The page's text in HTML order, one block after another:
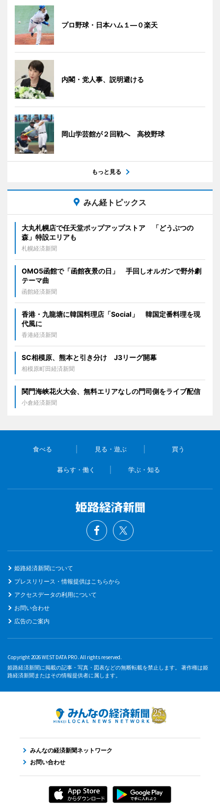
プロ野球・日本ハム１―０楽天
内閣・党人事、説明避ける
岡山学芸館が２回戦へ 高校野球
もっと見る
みん経トピックス
大丸札幌店で任天堂ポップアップストア 「どうぶつの
森」特設エリアも
札幌経済新聞
OMO5函館で「函館夜景の日」 手回しオルガンで野外劇
テーマ曲
函館経済新聞
香港・九龍塘に韓国料理店「Social」 韓国定番料理を現
代風に
香港経済新聞
SC相模原、熊本と引き分け J3リーグ開幕
相模原町田経済新聞
関門海峡花火大会、無料エリアなしの門司側をライブ配信
小倉経済新聞
食べる 見る・遊ぶ 買う
暮らす・働く 学ぶ・知る
姫路経済新聞について
プレスリリース・情報提供はこちらから
アクセスデータの利用について
お問い合わせ
広告のご案内
Copyright 2026 WEST DATA PRO. All rights reserved.
姫路経済新聞に掲載の記事・写真・図表などの無断転載を禁止します。 著作権は姫
路経済新聞またはその情報提供者に属します。
みんなの経済新聞ネットワーク
お問い合わせ